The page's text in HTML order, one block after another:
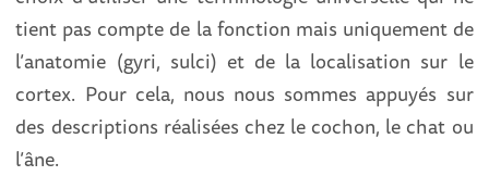
tient pas compte de la fonction mais uniquement de
l’anatomie (gyri, sulci) et de la localisation sur le
cortex. Pour cela, nous nous sommes appuyés sur
des descriptions réalisées chez le cochon, le chat ou
l’âne.